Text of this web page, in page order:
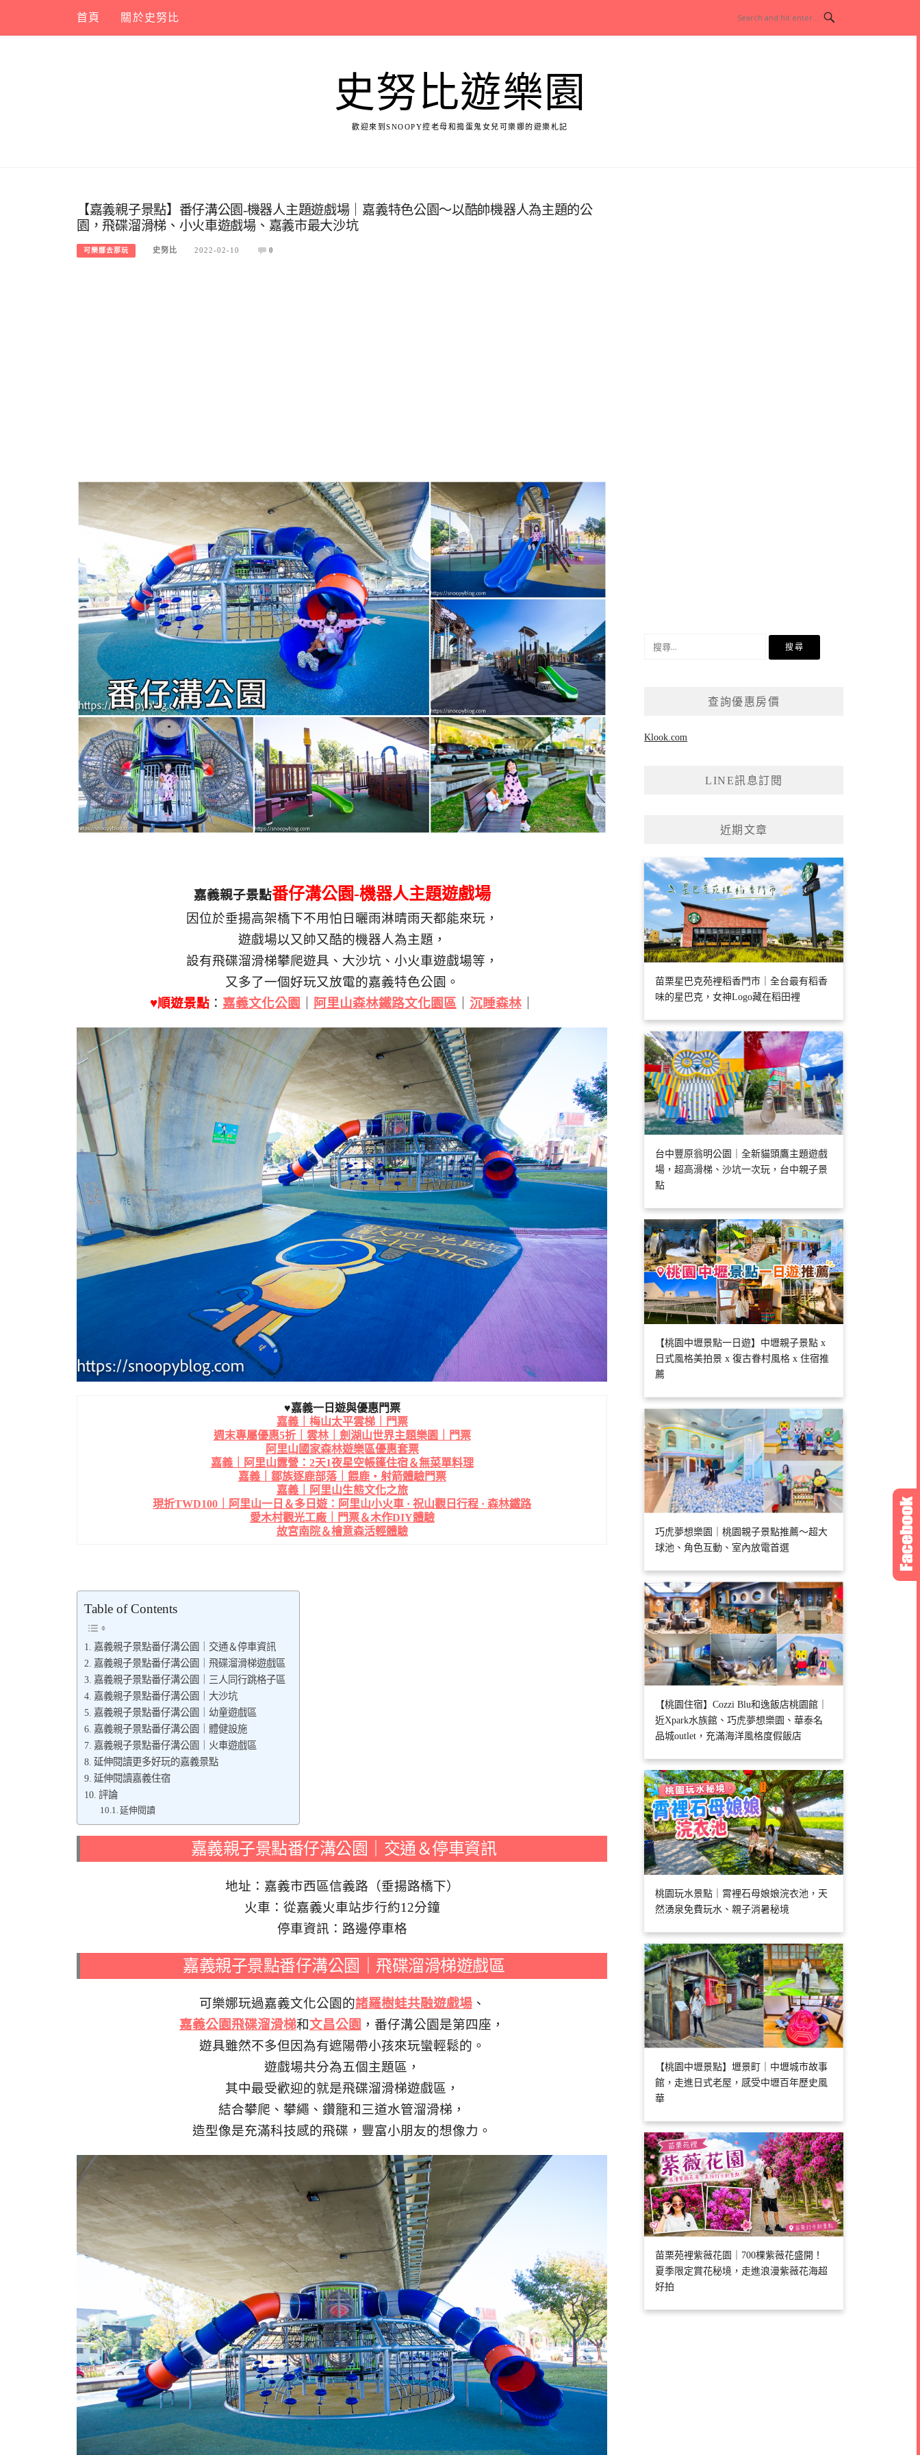
content
首頁 關於史努比
史努比遊樂園
歡迎來到SNOOPY控老母和搗蛋鬼女兒可樂娜的遊樂札記
【嘉義親子景點】番仔溝公園-機器人主題遊戲場｜嘉義特色公園～以酷帥機器人為主題的公
園，飛碟溜滑梯、小火車遊戲場、嘉義市最大沙坑
可樂娜去那玩 史努比 2022-02-10 0
嘉義親子景點番仔溝公園-機器人主題遊戲場
因位於垂揚高架橋下不用怕日曬雨淋晴雨天都能來玩，
遊戲場以又帥又酷的機器人為主題，
設有飛碟溜滑梯攀爬遊具、大沙坑、小火車遊戲場等，
又多了一個好玩又放電的嘉義特色公園。
♥順遊景點： 嘉義文化公園 阿里山森林鐵路文化園區 沉睡森林｜
♥嘉義一日遊與優惠門票
嘉義｜梅山太平雲梯｜門票
週末專屬優惠5折｜雲林｜劍湖山世界主題樂園｜門票
阿里山國家森林遊樂區優惠套票
嘉義｜阿里山露營：2天1夜星空帳篷住宿＆無菜單料理
嘉義｜鄒族逐鹿部落｜餵鹿・射箭體驗門票
嘉義｜阿里山生態文化之旅
現折TWD100｜阿里山一日＆多日遊：阿里山小火車 · 祝山觀日行程 · 森林鐵路
愛木村觀光工廠｜門票＆木作DIY體驗
故宮南院＆檜意森活輕體驗
Table of Contents
嘉義親子景點番仔溝公園｜交通＆停車資訊
嘉義親子景點番仔溝公園｜飛碟溜滑梯遊戲區
嘉義親子景點番仔溝公園｜三人同行跳格子區
嘉義親子景點番仔溝公園｜大沙坑
嘉義親子景點番仔溝公園｜幼童遊戲區
嘉義親子景點番仔溝公園｜體健設施
嘉義親子景點番仔溝公園｜火車遊戲區
延伸閱讀更多好玩的嘉義景點
延伸閱讀嘉義住宿
評論
延伸閱讀
嘉義親子景點番仔溝公園｜交通＆停車資訊
地址：嘉義市西區信義路（垂揚路橋下）
火車：從嘉義火車站步行約12分鐘
停車資訊：路邊停車格
嘉義親子景點番仔溝公園｜飛碟溜滑梯遊戲區
可樂娜玩過嘉義文化公園的諸羅樹蛙共融遊戲場、
嘉義公園飛碟溜滑梯和文昌公園 ，番仔溝公園是第四座，
遊具雖然不多但因為有遮陽帶小孩來玩蠻輕鬆的。
遊戲場共分為五個主題區，
其中最受歡迎的就是飛碟溜滑梯遊戲區，
結合攀爬、攀繩、鑽籠和三道水管溜滑梯，
造型像是充滿科技感的飛碟，豐富小朋友的想像力。
查詢優惠房價
Klook.com
LINE訊息訂閱
近期文章
苗栗星巴克苑裡稻香門市｜全台最有稻香
味的星巴克，女神Logo藏在稻田裡
台中豐原翁明公園｜全新貓頭鷹主題遊戲
場，超高滑梯、沙坑一次玩，台中親子景
點
【桃園中壢景點一日遊】中壢親子景點 x
日式風格美拍景 x 復古眷村風格 x 住宿推
薦
巧虎夢想樂園｜桃園親子景點推薦～超大
球池、角色互動、室內放電首選
【桃園住宿】Cozzi Blu和逸飯店桃園館｜
近Xpark水族館、巧虎夢想樂園、華泰名
品城outlet，充滿海洋風格度假飯店
桃園玩水景點｜霄裡石母娘娘浣衣池，天
然湧泉免費玩水、親子消暑秘境
【桃園中壢景點】壢景町｜中壢城市故事
館，走進日式老屋，感受中壢百年歷史風
華
苗栗苑裡紫薇花園｜700棵紫薇花盛開！
夏季限定賞花秘境，走進浪漫紫薇花海超
好拍